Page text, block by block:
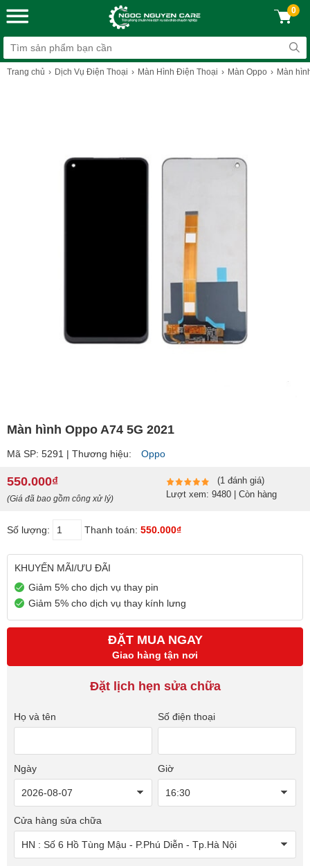
0
Trang chủ Dịch Vụ Điện Thoại Màn Hình Điện Thoại Màn Oppo Màn
Màn hình Oppo A74 5G 2021
Mã SP: 5291 | Thương hiệu: Oppo
550.000₫
(Giá đã bao gồm công xử lý)
(1 đánh giá)
Lượt xem: 9480 | Còn hàng
Số lượng: Thanh toán: 550.000₫
KHUYẾN MÃI/ƯU ĐÃI
Giảm 5% cho dịch vụ thay pin
Giảm 5% cho dịch vụ thay kính lưng
ĐẶT MUA NGAY
Giao hàng tận nơi
Đặt lịch hẹn sửa chữa
Họ và tên Số điện thoại
Ngày Giờ
Cửa hàng sửa chữa